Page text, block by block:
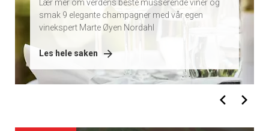
Lær mer om verdens beste musserende viner og
smak 9 elegante champagner med vår egen
vinekspert Marte Øyen Nordahl
Les hele saken